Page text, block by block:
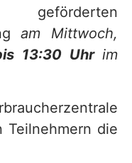
geförderten
am Mittwoch,
13:30 Uhrim
Teilnehmern die